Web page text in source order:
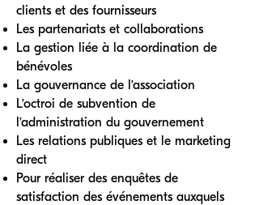
clients et des fournisseurs
Les partenariats et collaborations
La gestion liée à la coordination de
bénévoles
La gouvernance de l’association
L’octroi de subvention de
l’administration du gouvernement
Les relations publiques et le marketing
direct
Pour réaliser des enquêtes de
satisfaction des événements auxquels